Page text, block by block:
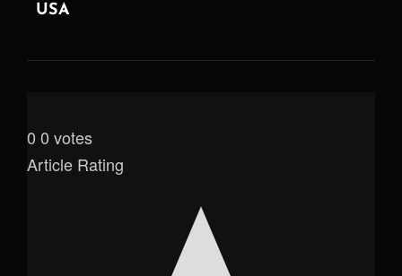
USA
0 0 votes
Article Rating